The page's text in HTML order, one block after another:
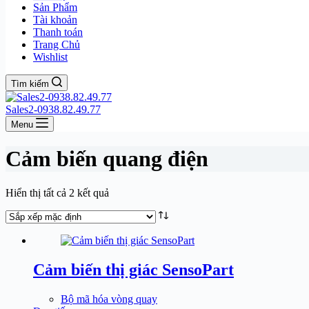
Sản Phẩm
Tài khoản
Thanh toán
Trang Chủ
Wishlist
Tìm kiếm
Sales2-0938.82.49.77
Menu
Cảm biến quang điện
Hiển thị tất cả 2 kết quả
Cảm biến thị giác SensoPart
Bộ mã hóa vòng quay